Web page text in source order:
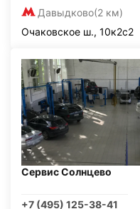
Давыдково(2 км)
Очаковское ш., 10к2с2
Сервис Солнцево
+7 (495) 125-38-41